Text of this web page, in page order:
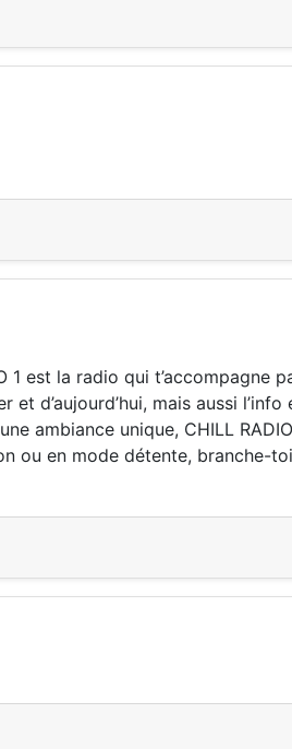
1 est la radio qui
d’aujourd’hui, mais aussi
ambiance unique, CHILL
ou en mode détente, branche-